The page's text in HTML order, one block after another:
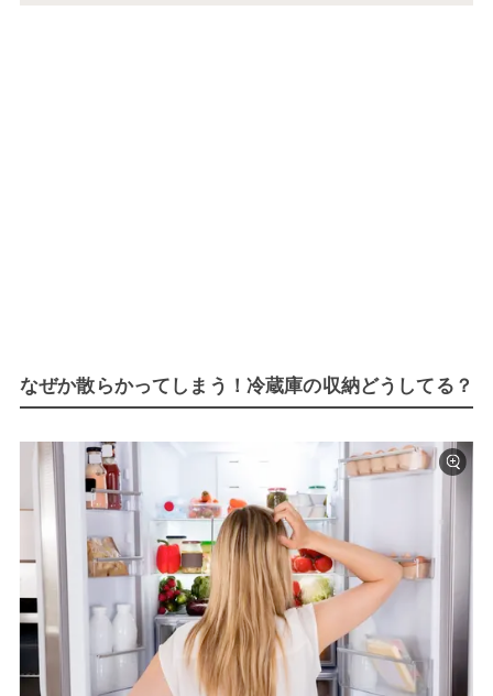
なぜか散らかってしまう！冷蔵庫の収納どうしてる？